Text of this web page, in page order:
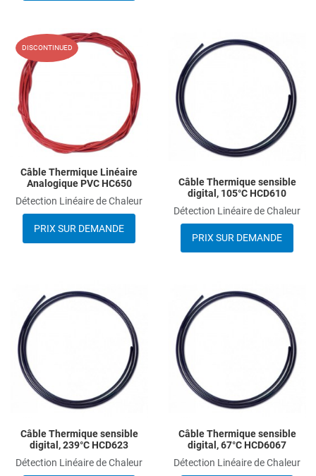
DISCONTINUED
Add to Wishlist
Add to Compare
Quick View
Câble Thermique Linéaire
Analogique PVC HC650
Détection Linéaire de Chaleur
PRIX SUR DEMANDE
Câble Thermique sensible
digital, 105°C HCD610
Détection Linéaire de Chaleur
PRIX SUR DEMANDE
Add to Wishlist
Add to Compare
Quick View
Câble Thermique sensible
digital, 239°C HCD623
Détection Linéaire de Chaleur
Câble Thermique sensible
digital, 67°C HCD6067
Détection Linéaire de Chaleur